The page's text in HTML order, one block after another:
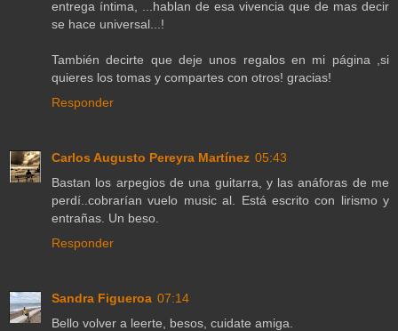
entrega íntima, ...hablan de esa vivencia que de mas decir
se hace universal...!
También decirte que deje unos regalos en mi página ,si
quieres los tomas y compartes con otros! gracias!
Responder
Carlos Augusto Pereyra Martínez 05:43
Bastan los arpegios de una guitarra, y las anáforas de me
perdí..cobrarían vuelo music al. Está escrito con lirismo y
entrañas. Un beso.
Responder
Sandra Figueroa 07:14
Bello volver a leerte, besos, cuidate amiga.